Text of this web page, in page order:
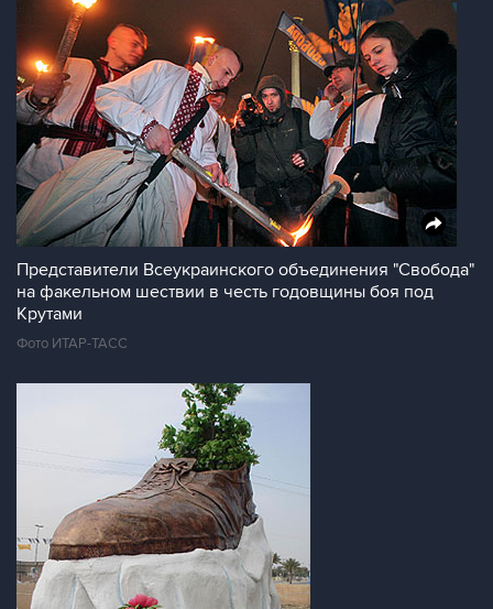
Представители Всеукраинского объединения "Свобода"
на факельном шествии в честь годовщины боя под
Крутами
Фото ИТАР-ТАСС